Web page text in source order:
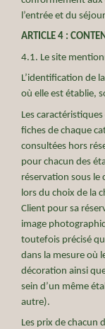
l’entrée et du
ARTICLE 4 :
4.1. Le site
L’identification de
où elle est établie,
Les
fiches de chaque
consultées hors
pour chacun des
réservation sous le
lors du choix de la
Client pour sa
image
toutefois précisé
dans la mesure où
décoration ainsi
sein d’un même
autre).
Les prix de chacun